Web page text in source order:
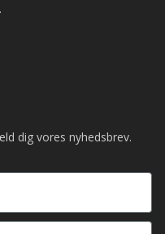
dig vores nyhedsbrev.